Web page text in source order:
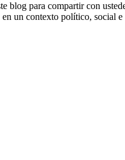
para compartir con
un contexto político, social